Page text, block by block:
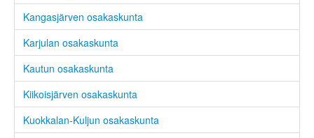
Kangasjärven osakaskunta
Karjulan osakaskunta
Kautun osakaskunta
Kiikoisjärven osakaskunta
Kuokkalan-Kuljun osakaskunta